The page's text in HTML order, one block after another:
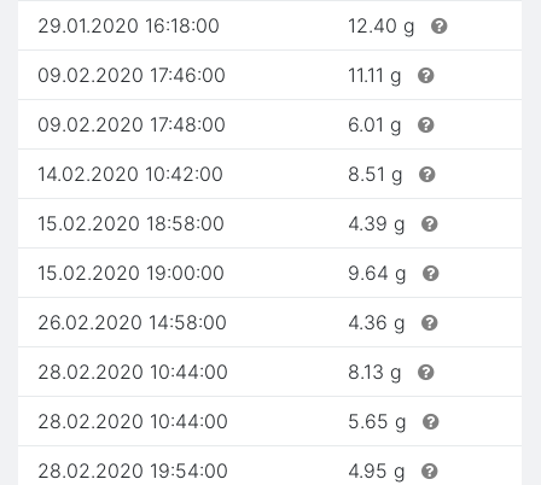
29.01.2020 16:18:00 12.40 g
09.02.2020 17:46:00 11.11 g
09.02.2020 17:48:00 6.01 g
14.02.2020 10:42:00 8.51 g
15.02.2020 18:58:00 4.39 g
15.02.2020 19:00:00 9.64 g
26.02.2020 14:58:00 4.36 g
28.02.2020 10:44:00 8.13 g
28.02.2020 10:44:00 5.65 g
28.02.2020 19:54:00 4.95 g